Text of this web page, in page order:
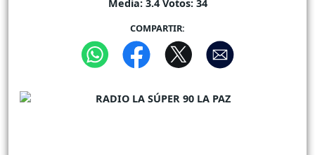
Media: 3.4Votos: 34
COMPARTIR: